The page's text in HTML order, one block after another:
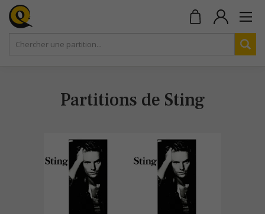
Partitions de Sting